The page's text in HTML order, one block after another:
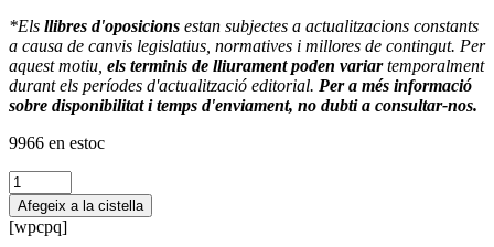
*Els llibres d'oposicions estan subjectes a actualitzacions constants
a causa de canvis legislatius, normatives i millores de contingut. Per
aquest motiu, els terminis de lliurament poden variartemporalment
durant els períodes d'actualització editorial. Per a més informació
sobre disponibilitat i temps d'enviament, no dubti a consultar-nos.
9966 en estoc
quantitat
de
Temario
Francés
Afegeix a la cistella
[wpcpq]